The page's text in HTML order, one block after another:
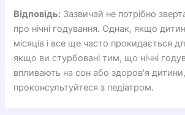
Відповідь: Зазвичай не потрібно
про нічні годування. Однак, якщо
місяців і все ще часто прокидається
якщо ви стурбовані тим, що нічні
впливають на сон або здоров'я дитини,
проконсультуйтеся з педіатром.